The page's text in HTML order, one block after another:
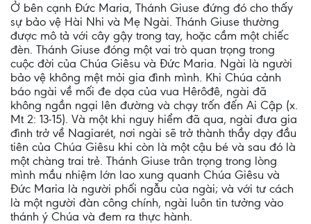
Ở bên cạnh Đức Maria, Thánh Giuse đứng đó cho thấy
sự bảo vệ Hài Nhi và Mẹ Ngài. Thánh Giuse thường
được mô tả với cây gậy trong tay, hoặc cầm một chiếc
đèn. Thánh Giuse đóng một vai trò quan trọng trong
cuộc đời của Chúa Giêsu và Đức Maria. Ngài là người
bảo vệ không mệt mỏi gia đình mình. Khi Chúa cảnh
báo ngài về mối đe dọa của vua Hêrôđê, ngài đã
không ngần ngại lên đường và chạy trốn đến Ai Cập (x.
Mt 2: 13-15). Và một khi nguy hiểm đã qua, ngài đưa gia
đình trở về Nagiarét, nơi ngài sẽ trở thành thầy dạy đầu
tiên của Chúa Giêsu khi còn là một cậu bé và sau đó là
một chàng trai trẻ. Thánh Giuse trân trọng trong lòng
mình mầu nhiệm lớn lao xung quanh Chúa Giêsu và
Đức Maria là người phối ngẫu của ngài; và với tư cách
là một người đàn công chính, ngài luôn tin tưởng vào
thánh ý Chúa và đem ra thực hành.